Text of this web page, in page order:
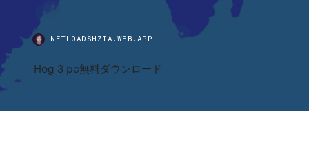
NETLOADSHZIA.WEB.APP
Hog 3 pc無料ダウンロード